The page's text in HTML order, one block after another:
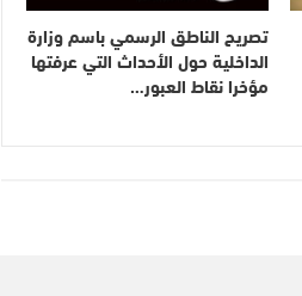
تصريح الناطق الرسمي باسم وزارة
الداخلية حول الأحداث التي عرفتها
مؤخرا نقاط العبور…